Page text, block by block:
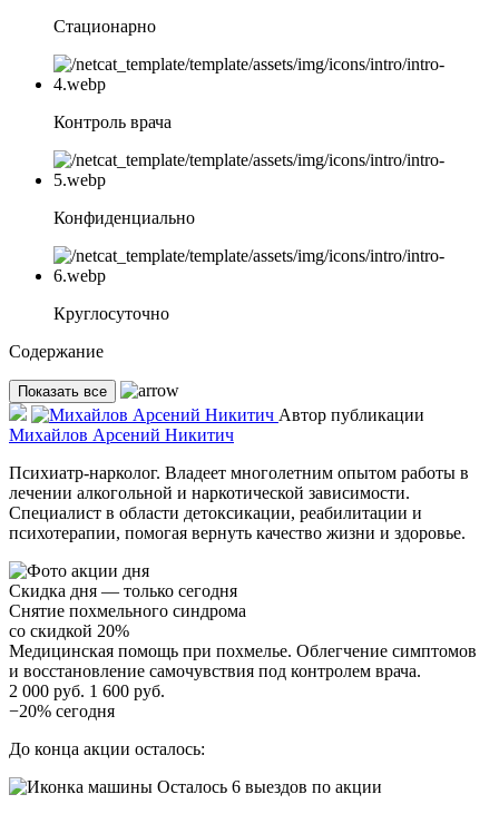
Стационарно
Контроль врача
Конфиденциально
Круглосуточно
Содержание
Показать все
Автор публикации
Михайлов Арсений Никитич
Психиатр-нарколог. Владеет многолетним опытом работы в
лечении алкогольной и наркотической зависимости.
Специалист в области детоксикации, реабилитации и
психотерапии, помогая вернуть качество жизни и здоровье.
Скидка дня — только сегодня
Снятие похмельного синдрома
со скидкой 20%
Медицинская помощь при похмелье. Облегчение симптомов
и восстановление самочувствия под контролем врача.
2 000 руб. 1 600 руб.
−20% сегодня
До конца акции осталось:
Осталось 6 выездов по акции